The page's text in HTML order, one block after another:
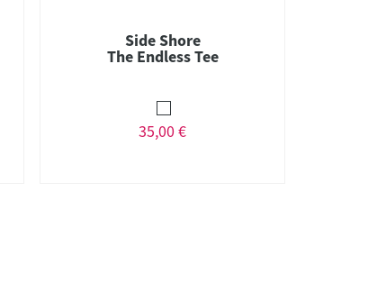
Side Shore
The Endless Tee
35,00 €